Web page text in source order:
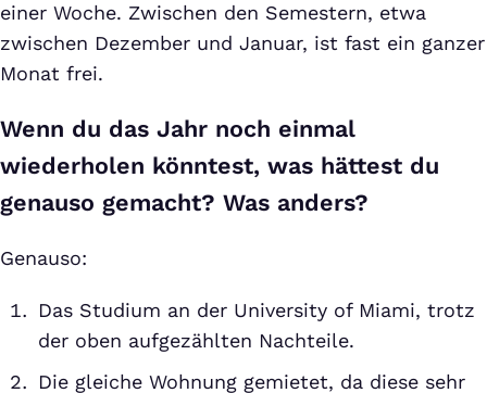
einer Woche. Zwischen den Semestern, etwa
zwischen Dezember und Januar, ist fast ein ganzer
Monat frei.
Wenn du das Jahr noch einmal
wiederholen könntest, was hättest du
genauso gemacht? Was anders?
Genauso:
Das Studium an der University of Miami, trotz
der oben aufgezählten Nachteile.
Die gleiche Wohnung gemietet, da diese sehr